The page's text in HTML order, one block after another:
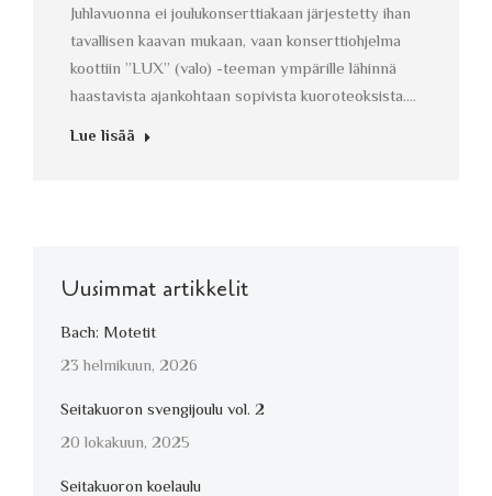
Juhlavuonna ei joulukonserttiakaan järjestetty ihan
tavallisen kaavan mukaan, vaan konserttiohjelma
koottiin ”LUX” (valo) -teeman ympärille lähinnä
haastavista ajankohtaan sopivista kuoroteoksista.…
Lue lisää
Uusimmat artikkelit
Bach: Motetit
23 helmikuun, 2026
Seitakuoron svengijoulu vol. 2
20 lokakuun, 2025
Seitakuoron koelaulu